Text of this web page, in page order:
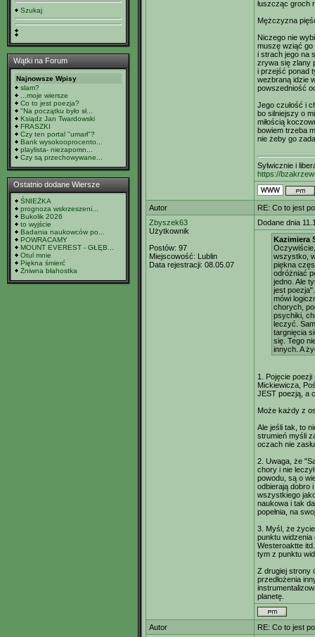
Szukaj
Wątki na Forum
Najnowsze Wpisy
slam?
...moje wiersze
Co to jest poezja?
"Na początku było sł...
Ksiądz Jan Twardowski
FRASZKI
Czy ten portal "umarł"?
Bank wysokooprocento...
playlista- niezapomn...
Czy są przechowywane...
Ostatnio dodane Wiersze
ŚNIEŻKA
prognoza wskrzeszeni...
Bukolik 2026
to wyjście
Badania naukowców po...
POWRACAMY
MOUNT EVEREST - GŁĘB...
Otul mnie
Piękna śmierć
Żniwna błahostka
łuszcząc groch
Mężczyzna
Niczego nie
muszę wziąć go
i strach jego na
zrywa się zlany
i przejść ponad
wezbraną idzie
powszedniość
Jego czułość i
bo silniejszy o
miłością
bowiem trzeba
nie żeby go
Sylwicznie i
https://
Autor
RE: Co to jest
Zbyszek63
Użytkownik
Postów: 97
Miejscowość: Lublin
Data rejestracji: 08.05.07
Dodane dnia
Kazimiera
wszystko,
piękna
odróżniać
jedno. Ale
jest
mówi
chorych,
psychiki,
leczyć.
targnięcia
się. Tego
innych. A
1. Pojęcie
Mickiewicza,
JEST poezją, a
Może każdy z
Ale jeśli tak, to
strumień myśli
oczach nie
2. Uwaga, że
chory i nie
powodu, są o
odbierają dobro
wszystkiego
naukowa i tak
popełnia, na
3. Myśl, że
punktu
Westeroaktte
tym z punktu
Z drugiej strony
przedłożenia
planetę.
Autor
RE: Co to jest